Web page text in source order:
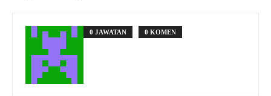
0 JAWATAN 0 KOMEN